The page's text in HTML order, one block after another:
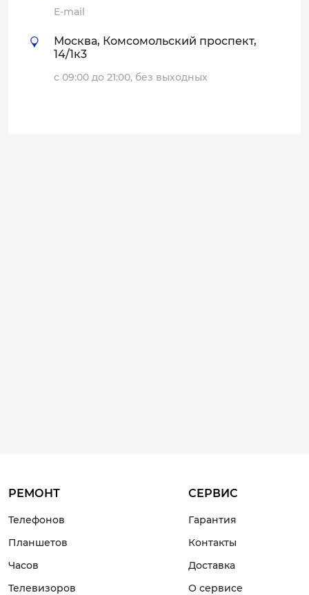
E-mail
Москва, Комсомольский проспект,
14/1к3
с 09:00 до 21:00, без выходных
РЕМОНТ
Телефонов
Планшетов
Часов
Телевизоров
СЕРВИС
Гарантия
Контакты
Доставка
О сервисе